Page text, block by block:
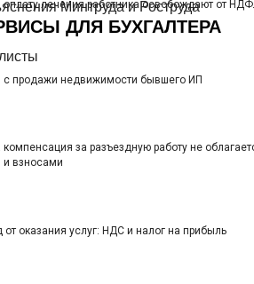
Минтруда и Роструда
ДЛЯ БУХГАЛТЕРА
оплату лечения работника освобождают от
продажи недвижимости бывшего ИП
компенсация за разъездную работу не
взносами
от оказания услуг: НДС и налог на прибыль